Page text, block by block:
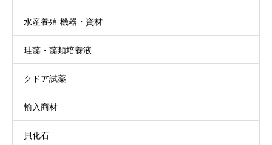
水産養殖 機器・資材
珪藻・藻類培養液
クドア試薬
輸入商材
貝化石